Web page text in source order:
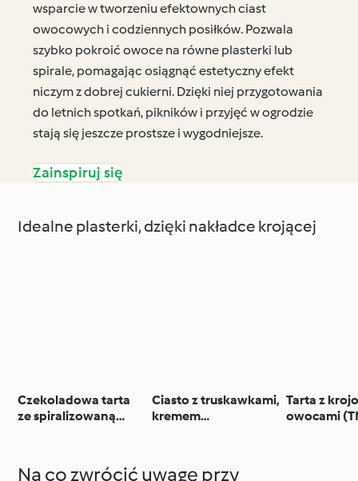
wsparcie w tworzeniu efektownych ciast
owocowych i codziennych posiłków. Pozwala
szybko pokroić owoce na równe plasterki lub
spirale, pomagając osiągnąć estetyczny efekt
niczym z dobrej cukierni. Dzięki niej przygotowania
do letnich spotkań, pikników i przyjęć w ogrodzie
stają się jeszcze prostsze i wygodniejsze.
Zainspiruj się
Idealne plasterki, dzięki nakładce krojącej
Czekoladowa tarta
ze spiralizowaną
Ciasto z truskawkami,
kremem
Tarta z
owocami
Na co zwrócić uwagę przy